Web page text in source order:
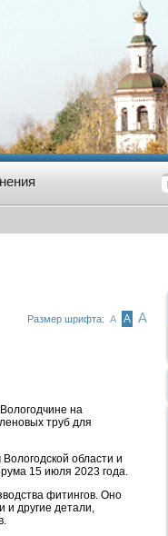
Размер шрифта: А А А
на
труб для
области и
15 июля 2023 года.
фитингов. Оно
и другие детали,